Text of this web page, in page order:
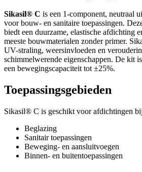
Sikasil® C is een 1-component, neutraal
voor bouw- en sanitaire toepassingen.
biedt een duurzame, elastische afdichting
meeste bouwmaterialen zonder primer.
UV-straling, weersinvloeden en
schimmelwerende eigenschappen. De kit
een bewegingscapaciteit tot ±25%.
Toepassingsgebieden
Sikasil® C is geschikt voor afdichtingen
Beglazing
Sanitair toepassingen
Beweging- en aansluitvoegen
Binnen- en buitentoepassingen